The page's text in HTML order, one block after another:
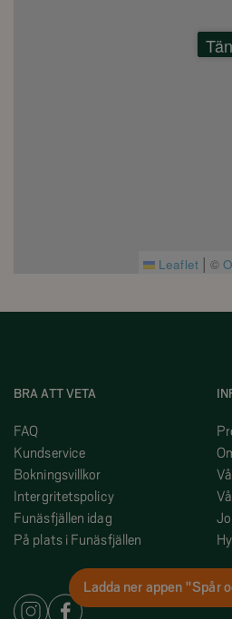
Leaflet | ©
BRA ATT VETA
FAQ
Kundservice
Bokningsvillkor
Intergritetspolicy
Funäsfjällen idag
På plats i Funäsfjällen
Ladda ner appen "Spår